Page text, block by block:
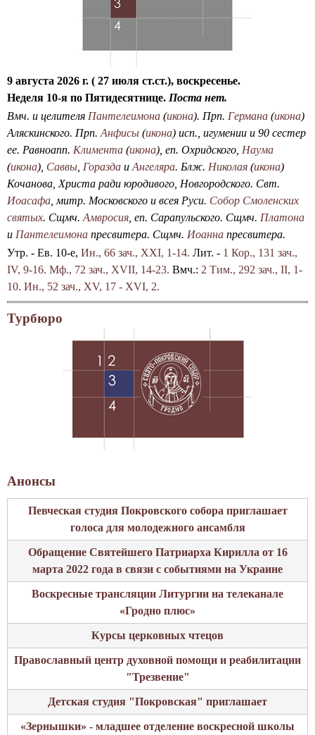
к
о
р
о
в
с
к
о
г
о
с
о
б
о
р
а
с
е
Г
н
с
к
и
о
б
л
с
т
н
е
д
а
с
я
с
т
р
ы
н
с
т
в
а
П
р
о
б
о
ў
С
я
т
а
І
а
а
9 августа 2026 г. ( 27 июля ст.ст.), воскресенье.
Неделя 10-я по Пятидесятнице. Поста нет.
Вмч. и целителя Пантелеимона (икона). Прп. Германа (икона)
Аляскинского. Прп. Анфисы (икона) исп., игумении и 90 сестер
ее. Равноапп. Климента (икона), еп. Охридского, Наума
(икона), Саввы Горазда и Ангеляра. Блж. Николая (икона)
Кочанова, Христа ради юродивого, Новгородского. Свт.
Иоасафа , митр. Московского и всея Руси. Собор Смоленских
святых. Сщмч. Амвросия , еп. Сарапульского. Сщмч. Платона
и Пантелеимона пресвитера. Сщмч. Иоанна пресвитера.
Утр. - Ев. 10-е, Ин., 66 зач., XXI, 1-14. Лит. - 1 Кор., 131 зач.,
IV, 9-16. Мф., 72 зач., XVII, 14-23. Вмч.: 2 Тим., 292 зач., II, 1-
10. Ин., 52 зач., XV, 17 - XVI, 2.
Турбюро
Анонсы
Певческая студия Покровского собора приглашает
голоса для молодежного ансамбля
Обращение Святейшего Патриарха Кирилла от 16
марта 2022 года в связи с событиями на Украине
Воскресные трансляции Литургии на телеканале
«Гродно плюс»
Курсы церковных чтецов
Православный центр духовной помощи и реабилитации
"Трезвение"
Детская студия "Покровская" приглашает
«Зернышки» - младшее отделение воскресной школы